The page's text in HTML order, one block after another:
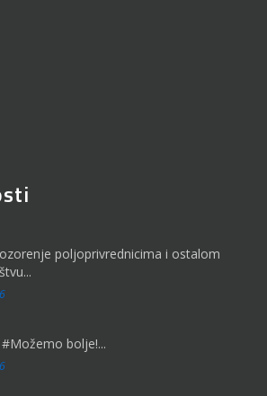
poljoprivrednicima i ostalom
bolje!...